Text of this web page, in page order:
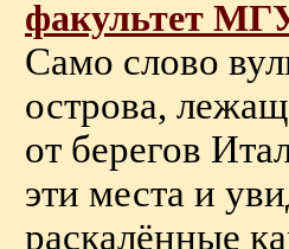
факультет
Само слово
острова,
от берегов
эти места и
раскалённые